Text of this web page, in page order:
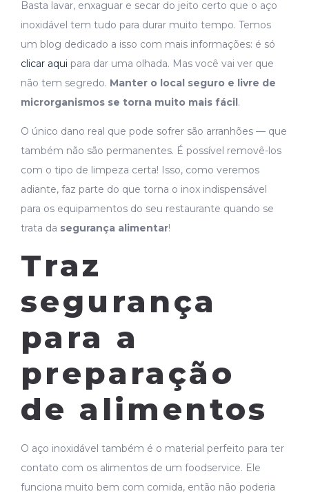
Basta lavar, enxaguar e secar do jeito certo que o aço
inoxidável tem tudo para durar muito tempo. Temos
um blog dedicado a isso com mais informações: é só
clicar aqui para dar uma olhada. Mas você vai ver que
não tem segredo. Manter o local seguro e livre de
microrganismos se torna muito mais fácil.
O único dano real que pode sofrer são arranhões — que
também não são permanentes. É possível removê-los
com o tipo de limpeza certa! Isso, como veremos
adiante, faz parte do que torna o inox indispensável
para os equipamentos do seu restaurante quando se
trata da segurança alimentar!
Traz
segurança
para a
preparação
de alimentos
O aço inoxidável também é o material perfeito para ter
contato com os alimentos de um foodservice. Ele
funciona muito bem com comida, então não poderia